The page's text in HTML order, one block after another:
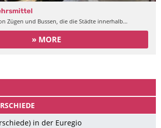
Zügen und Bussen, die die Städte innerhalb…
» MORE
in der Euregio